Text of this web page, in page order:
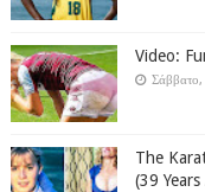
Video:
Σάββατο,
The
(39